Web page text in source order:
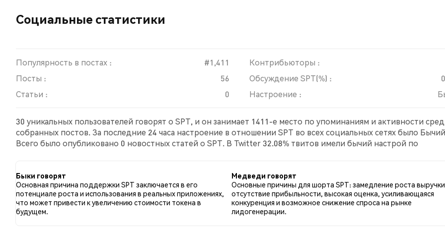
Социальные статистики
Популярность в постах : #1,411
Контрибьюторы :
Посты :
56 Обсуждение SPT(%) :
Статьи :
0 Настроение :
30 уникальных пользователей говорят о SPT, и он занимает 1411-е место по упоминаниям и активности
собранных постов. За последние 24 часа настроение в отношении SPT во всех социальных сетях было
Всего было опубликовано 0 новостных статей о SPT. В Twitter 32.08% твитов имели бычий настрой по
Быки говорят
Основная причина поддержки SPT заключается в его
потенциале роста и использования в реальных приложениях,
что может привести к увеличению стоимости токена в
будущем.
Медведи говорят
Основные причины для шорта SPT: замедление роста
отсутствие прибыльности, высокая оценка, усиливающаяся
конкуренция и возможное снижение спроса на рынке
лидогенерации.